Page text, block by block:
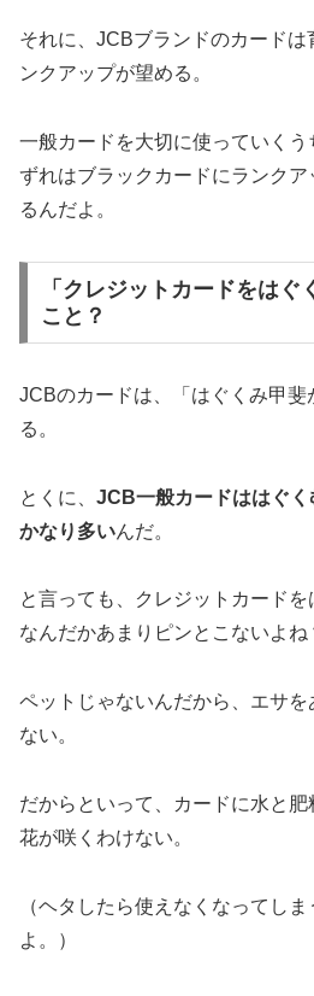
それに、JCBブランドのカードは
ンクアップが望める。
一般カードを大切に使っていく
ずれはブラックカードにランク
るんだよ。
「クレジットカードをはぐ
こと？
JCBのカードは、「はぐくみ甲斐
る。
とくに、 JCB一般カードははぐ
かなり多いんだ。
と言っても、クレジットカードを
なんだかあまりピンとこないよね
ペットじゃないんだから、エサ
ない。
だからといって、カードに水と
花が咲くわけない。
（ヘタしたら使えなくなってし
よ。）